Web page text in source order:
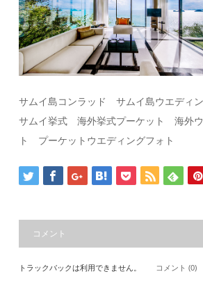
サムイ島コンラッド サムイ島ウエディ
サムイ挙式 海外挙式プーケット 海外ウ
ト プーケットウエディングフォト
コメント
トラックバックは利用できません。 コメント (0)